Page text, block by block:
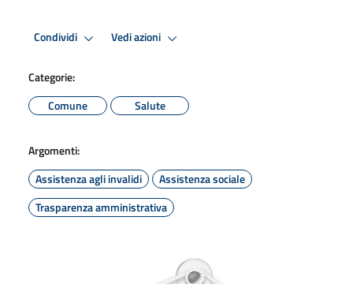
Condividi Vedi azioni
Categorie:
Comune
Salute
Argomenti:
Assistenza agli invalidi
Assistenza sociale
Trasparenza amministrativa